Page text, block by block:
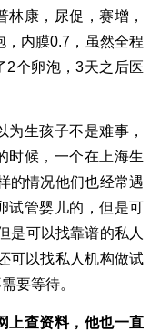
康，尿促，赛增，
内膜0.7，虽然全程
2个卵泡，3天之后医
生孩子不是难事，
时候，一个在上海生
的情况他们也经常遇
试管婴儿的，但是可
是可以找靠谱的私人
可以找私人机构做试
要等待。
上查资料，他也一直